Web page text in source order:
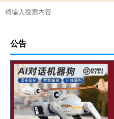
公告